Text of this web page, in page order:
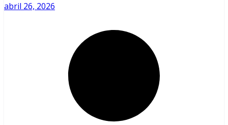
abril 26, 2026